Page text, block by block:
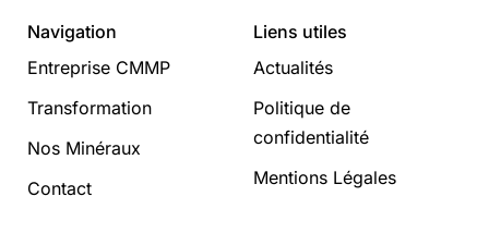
Navigation
Entreprise CMMP
Transformation
Nos Minéraux
Contact
Liens utiles
Actualités
Politique de
confidentialité
Mentions Légales